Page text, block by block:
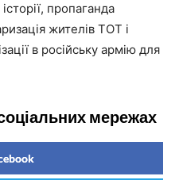
пропаганда
жителів ТОТ і
в російську армію для
мережах